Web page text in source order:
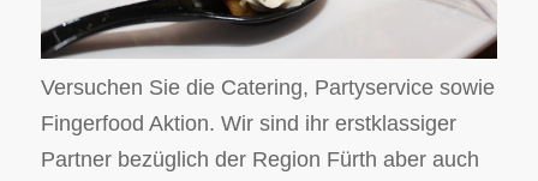
Versuchen Sie die Catering, Partyservice sowie
Fingerfood Aktion. Wir sind ihr erstklassiger
Partner bezüglich der Region Fürth aber auch